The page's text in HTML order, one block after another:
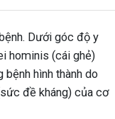
Dưới góc độ y
hominis (cái ghẻ)
hình thành do
đề kháng) của cơ